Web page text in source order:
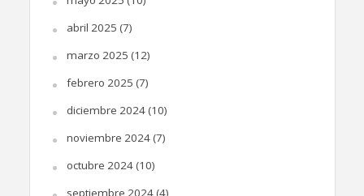
abril 2025 (7)
marzo 2025 (12)
febrero 2025 (7)
diciembre 2024(10)
noviembre 2024(7)
octubre 2024(10)
septiembre 2024(4)